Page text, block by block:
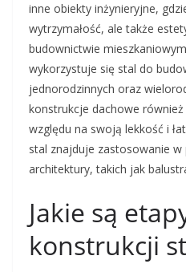
inne obiekty inżynieryjne,
wytrzymałość, ale także
budownictwie
wykorzystuje się stal do
jednorodzinnych oraz
konstrukcje dachowe
względu na swoją lekkość i
stal znajduje zastosowanie
architektury, takich jak
Jakie są
konstrukcji